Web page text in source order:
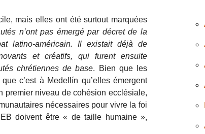
mais elles ont été surtout marquées
n’ont pas émergé par décret de la
latino-américain. Il existait déjà de
et créatifs, qui furent ensuite
chrétiennes de base. Bien que les
c’est à Medellín qu’elles émergent
premier niveau de cohésion ecclésiale,
nécessaires pour vivre la foi
doivent être « de taille humaine »,